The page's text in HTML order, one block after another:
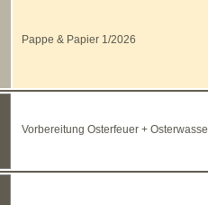
Pappe & Papier 1/2026
Vorbereitung Osterfeuer +